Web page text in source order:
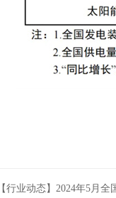
行业动态】2024年5月全